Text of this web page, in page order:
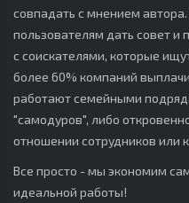
совпадать с мнением
пользователям дать совет
с соискателями, которые
более 60% компаний
работают семейными
"самодуров", либо
отношении сотрудников или
Все просто - мы экономим
идеальной работы!